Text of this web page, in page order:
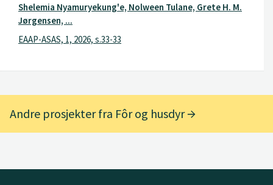
Shelemia Nyamuryekung'e, Nolween Tulane, Grete H. M.
Jørgensen, ...
EAAP-ASAS, 1, 2026, s.33-33
Andre prosjekter fra Fôr og husdyr